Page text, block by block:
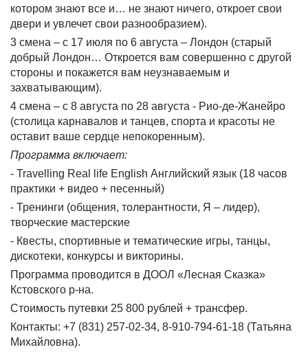
котором знают все и… не знают ничего, откроет свои
двери и увлечет свои разнообразием).
3 смена – с 17 июля по 6 августа – Лондон (старый
добрый Лондон… Откроется вам совершенно с другой
стороны и покажется вам неузнаваемым и
захватывающим).
4 смена – с 8 августа по 28 августа - Рио-де-Жанейро
(столица карнавалов и танцев, спорта и красоты не
оставит ваше сердце непокоренным).
Программа включает:
- Travelling Real life English Английский язык (18 часов
практики + видео + песенный)
- Тренинги (общения, толерантности, Я – лидер),
творческие мастерские
- Квесты, спортивные и тематические игры, танцы,
дискотеки, конкурсы и викторины.
Программа проводится в ДООЛ «Лесная Сказка»
Кстовского р-на.
Стоимость путевки 25 800 рублей + трансфер.
Контакты: +7 (831) 257-02-34, 8-910-794-61-18 (Татьяна
Михайловна).